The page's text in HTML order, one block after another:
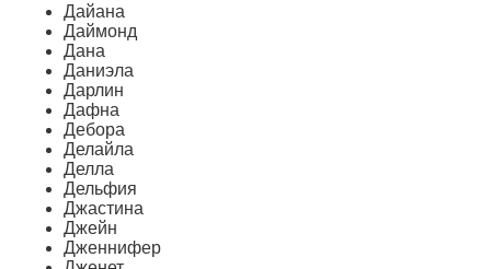
Дайана
Даймонд
Дана
Даниэла
Дарлин
Дафна
Дебора
Делайла
Делла
Дельфия
Джастина
Джейн
Дженнифер